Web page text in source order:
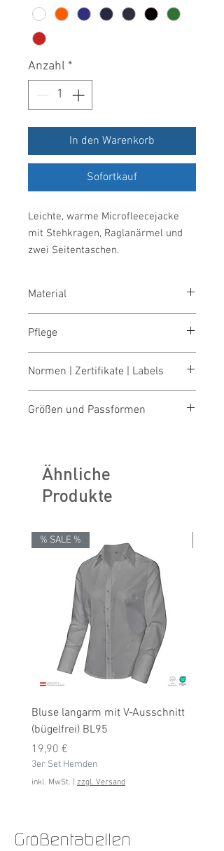
Anzahl *
In den Warenkorb
Sofortkauf
Leichte, warme Microfleecejacke
mit Stehkragen, Raglanärmel und
zwei Seitentaschen.
Material
200g/m²
Pflege
Normen | Zertifikate | Labels
Größen und Passformen
Ähnliche
Produkte
% SALE %
Bluse langarm mit V-Ausschnitt
(bügelfrei) BL95
Preis
19,90 €
3er Set Hemden
inkl. MwSt. zzgl. Versand
Größentabellen